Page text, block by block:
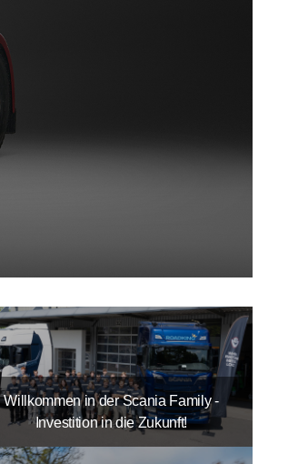
Willkommen in der Scania Family -
Investition in die Zukunft!